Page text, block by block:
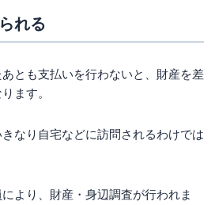
れる
とも支払いを行わないと、財産を差
ます。
なり自宅などに訪問されるわけでは
より、財産・身辺調査が行われま